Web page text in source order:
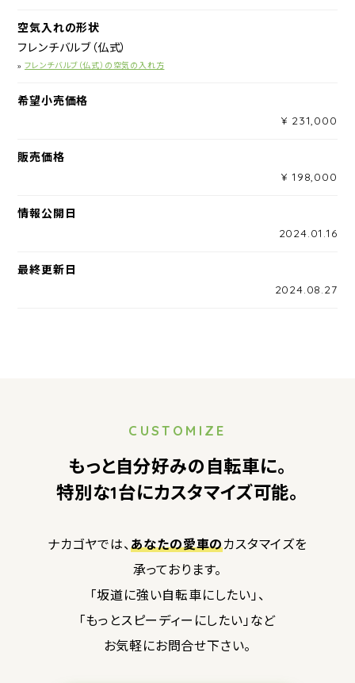
空気入れの形状
フレンチバルブ（仏式）
»フレンチバルブ（仏式）の空気の入れ方
希望小売価格
¥ 231,000
販売価格
¥ 198,000
情報公開日
2024.01.16
最終更新日
2024.08.27
CUSTOMIZE
もっと自分好みの自転車に。
特別な1台にカスタマイズ可能。
ナカゴヤでは、 あなたの愛車のカスタマイズを
承っております。
「坂道に強い自転車にしたい」、
「もっとスピーディーにしたい」など
お気軽にお問合せ下さい。